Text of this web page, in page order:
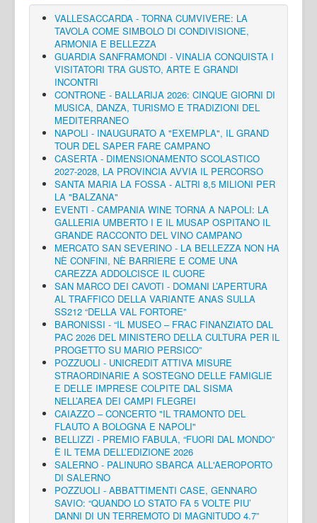
VALLESACCARDA - TORNA CUMVIVERE: LA
TAVOLA COME SIMBOLO DI CONDIVISIONE,
ARMONIA E BELLEZZA
GUARDIA SANFRAMONDI - VINALIA CONQUISTA I
VISITATORI TRA GUSTO, ARTE E GRANDI
INCONTRI
CONTRONE - BALLARIJA 2026: CINQUE GIORNI DI
MUSICA, DANZA, TURISMO E TRADIZIONI DEL
MEDITERRANEO
NAPOLI - INAUGURATO A "EXEMPLA", IL GRAND
TOUR DEL SAPER FARE CAMPANO
CASERTA - DIMENSIONAMENTO SCOLASTICO
2027-2028, LA PROVINCIA AVVIA IL PERCORSO
SANTA MARIA LA FOSSA - ALTRI 8,5 MILIONI PER
LA "BALZANA"
EVENTI - CAMPANIA WINE TORNA A NAPOLI: LA
GALLERIA UMBERTO I E IL MUSAP OSPITANO IL
GRANDE RACCONTO DEL VINO CAMPANO
MERCATO SAN SEVERINO - LA BELLEZZA NON HA
NÈ CONFINI, NÈ BARRIERE E COME UNA
CAREZZA ADDOLCISCE IL CUORE
SAN MARCO DEI CAVOTI - DOMANI L’APERTURA
AL TRAFFICO DELLA VARIANTE ANAS SULLA
SS212 “DELLA VAL FORTORE”
BARONISSI - “IL MUSEO – FRAC FINANZIATO DAL
PAC 2026 DEL MINISTERO DELLA CULTURA PER IL
PROGETTO SU MARIO PERSICO”
POZZUOLI - UNICREDIT ATTIVA MISURE
STRAORDINARIE A SOSTEGNO DELLE FAMIGLIE
E DELLE IMPRESE COLPITE DAL SISMA
NELL’AREA DEI CAMPI FLEGREI
CAIAZZO – CONCERTO "IL TRAMONTO DEL
FLAUTO A BOLOGNA E NAPOLI"
BELLIZZI - PREMIO FABULA, “FUORI DAL MONDO”
È IL TEMA DELL’EDIZIONE 2026
SALERNO - PALINURO SBARCA ALL'AEROPORTO
DI SALERNO
POZZUOLI - ABBATTIMENTI CASE, GENNARO
SAVIO: “QUANDO LO STATO FA 5 VOLTE PIU’
DANNI DI UN TERREMOTO DI MAGNITUDO 4.7”